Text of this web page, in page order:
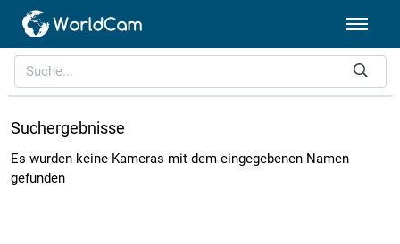
Suchergebnisse
Es wurden keine Kameras mit dem eingegebenen Namen
gefunden